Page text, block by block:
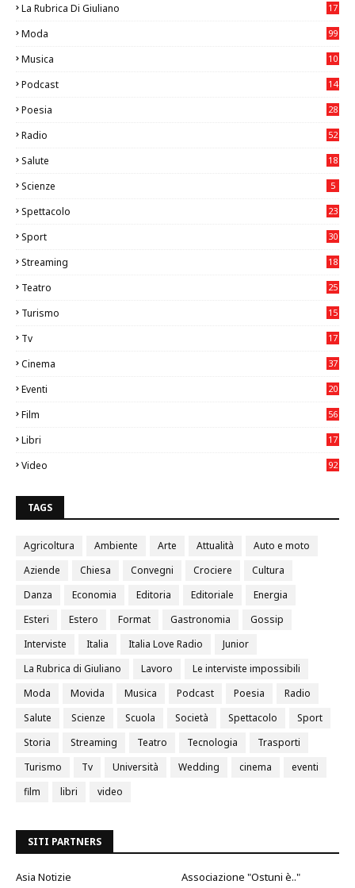
La Rubrica Di Giuliano
17
Moda 99
Musica
10
Podcast 14
Poesia 28
Radio 52
Salute
18
Scienze 5
Spettacolo 23
Sport
30
Streaming 18
Teatro
25
Turismo
15
Tv
17
Cinema
37
Eventi
20
Film
56
Libri
17
Video
92
TAGS
Agricoltura Ambiente Arte Attualità
Auto e moto
Aziende
Chiesa Convegni Crociere
Cultura
Danza
Economia Editoria Editoriale
Energia
Esteri
Estero Format Gastronomia
Gossip
Interviste
Italia Italia Love Radio
Junior
La Rubrica di Giuliano
Lavoro
Le interviste impossibili
Moda
Movida Musica Podcast Poesia
Radio
Salute
Scienze Scuola Società Spettacolo
Sport
Storia
Streaming Teatro Tecnologia
Trasporti
Turismo
Tv Università Wedding cinema
eventi
film
libri video
SITI PARTNERS
Asia Notizie
Associazione "Ostuni è.."